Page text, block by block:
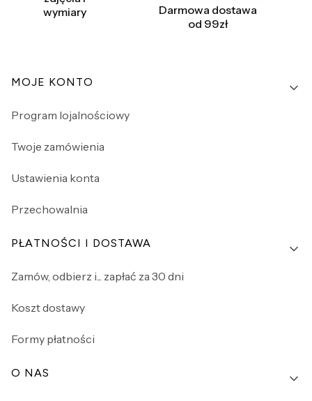
wymiary
Darmowa dostawa
od 99zł
Linki w stopce
MOJE KONTO
Program lojalnościowy
Twoje zamówienia
Ustawienia konta
Przechowalnia
PŁATNOŚCI I DOSTAWA
Zamów, odbierz i... zapłać za 30 dni
Koszt dostawy
Formy płatności
O NAS